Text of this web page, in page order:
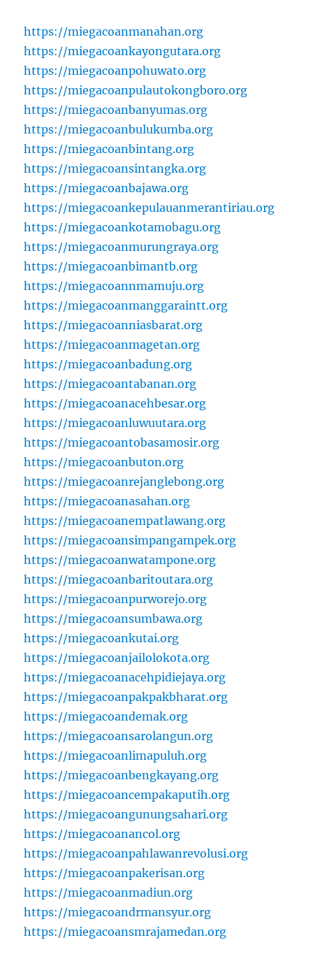
https://miegacoanmanahan.org
https://miegacoankayongutara.org
https://miegacoanpohuwato.org
https://miegacoanpulautokongboro.org
https://miegacoanbanyumas.org
https://miegacoanbulukumba.org
https://miegacoanbintang.org
https://miegacoansintangka.org
https://miegacoanbajawa.org
https://miegacoankepulauanmerantiriau.org
https://miegacoankotamobagu.org
https://miegacoanmurungraya.org
https://miegacoanbimantb.org
https://miegacoannmamuju.org
https://miegacoanmanggaraintt.org
https://miegacoanniasbarat.org
https://miegacoanmagetan.org
https://miegacoanbadung.org
https://miegacoantabanan.org
https://miegacoanacehbesar.org
https://miegacoanluwuutara.org
https://miegacoantobasamosir.org
https://miegacoanbuton.org
https://miegacoanrejanglebong.org
https://miegacoanasahan.org
https://miegacoanempatlawang.org
https://miegacoansimpangampek.org
https://miegacoanwatampone.org
https://miegacoanbaritoutara.org
https://miegacoanpurworejo.org
https://miegacoansumbawa.org
https://miegacoankutai.org
https://miegacoanjailolokota.org
https://miegacoanacehpidiejaya.org
https://miegacoanpakpakbharat.org
https://miegacoandemak.org
https://miegacoansarolangun.org
https://miegacoanlimapuluh.org
https://miegacoanbengkayang.org
https://miegacoancempakaputih.org
https://miegacoangunungsahari.org
https://miegacoanancol.org
https://miegacoanpahlawanrevolusi.org
https://miegacoanpakerisan.org
https://miegacoanmadiun.org
https://miegacoandrmansyur.org
https://miegacoansmrajamedan.org